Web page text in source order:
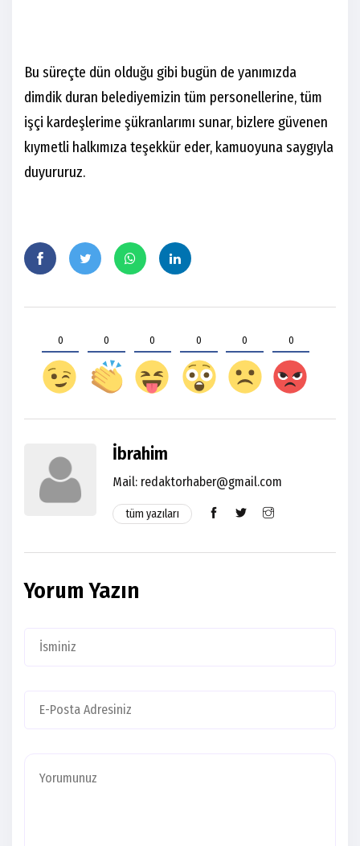
Bu süreçte dün olduğu gibi bugün de yanımızda
dimdik duran belediyemizin tüm personellerine, tüm
işçi kardeşlerime şükranlarımı sunar, bizlere güvenen
kıymetli halkımıza teşekkür eder, kamuoyuna saygıyla
duyururuz.
0 0 0 0 0 0
İbrahim
Mail: redaktorhaber@gmail.com
tüm yazıları
Yorum Yazın